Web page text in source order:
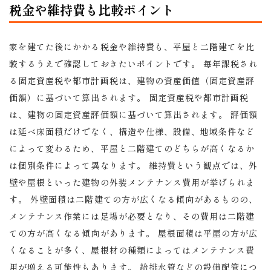
税金や維持費も比較ポイント
家を建てた後にかかる税金や維持費も、平屋と二階建てを比
較するうえで確認しておきたいポイントです。 毎年課税され
る固定資産税や都市計画税は、建物の資産価値（固定資産評
価額）に基づいて算出されます。 固定資産税や都市計画税
は、建物の固定資産評価額に基づいて算出されます。 評価額
は延べ床面積だけでなく、構造や仕様、設備、地域条件など
によって変わるため、平屋と二階建てのどちらが高くなるか
は個別条件によって異なります。 維持費という観点では、外
壁や屋根といった建物の外装メンテナンス費用が挙げられま
す。 外壁面積は二階建ての方が広くなる傾向があるものの、
メンテナンス作業には足場が必要となり、その費用は二階建
ての方が高くなる傾向があります。 屋根面積は平屋の方が広
くなることが多く、屋根材の種類によってはメンテナンス費
用が増える可能性もあります。 給排水管などの設備配管につ